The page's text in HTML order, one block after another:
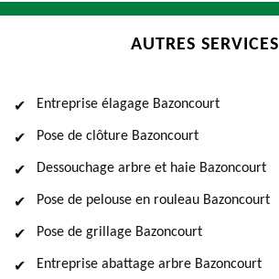
AUTRES SERVICES
Entreprise élagage Bazoncourt
Pose de clôture Bazoncourt
Dessouchage arbre et haie Bazoncourt
Pose de pelouse en rouleau Bazoncourt
Pose de grillage Bazoncourt
Entreprise abattage arbre Bazoncourt